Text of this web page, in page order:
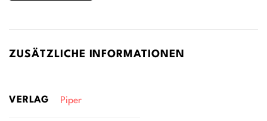
ZUSÄTZLICHE INFORMATIONEN
VERLAG Piper